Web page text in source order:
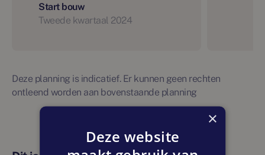
Start bouw
Tweede kwartaal 2024
Deze planning is indicatief. Er kunnen geen rechten
ontleend worden aan bovenstaande planning
×
Deze website